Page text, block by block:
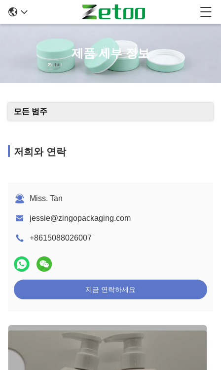
제품 세부 정보
모든 범주
저희와 연락
Miss. Tan
jessie@zingopackaging.com
+8615088026007
지금 연락하세요